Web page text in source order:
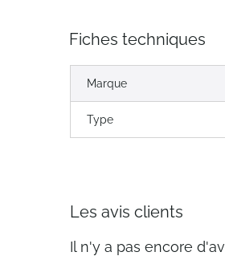
Fiches techniques
Marque
Type
Les avis clients
Il n'y a pas encore